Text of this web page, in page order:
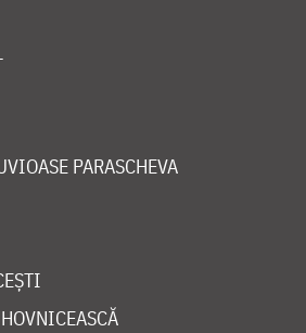
PARASCHEVA